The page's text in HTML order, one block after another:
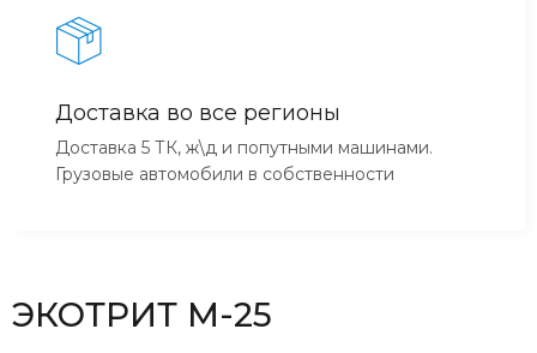
Доставка во все регионы
Доставка 5 ТК, ж\д и попутными машинами.
Грузовые автомобили в собственности
ЭКОТРИТ М-25